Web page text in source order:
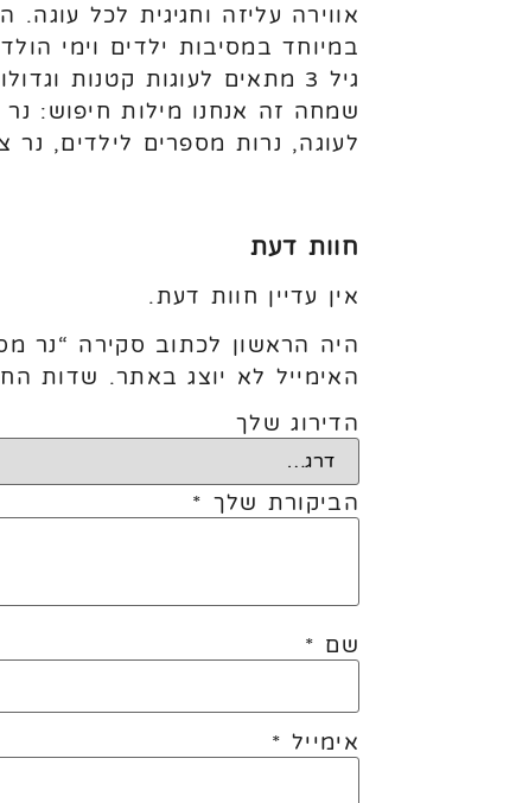
אווירה עליזה וחגיגית לכל
במיוחד במסיבות ילדים וימי
לעוגה, נרות מספרים לילדים, נר
חוות דעת
אין עדיין חוות דעת.
היה הראשון לכתוב סקירה “נר
האימייל לא יוצג באתר. שדות
הדירוג שלך
הביקורת שלך *
שם *
אימייל *